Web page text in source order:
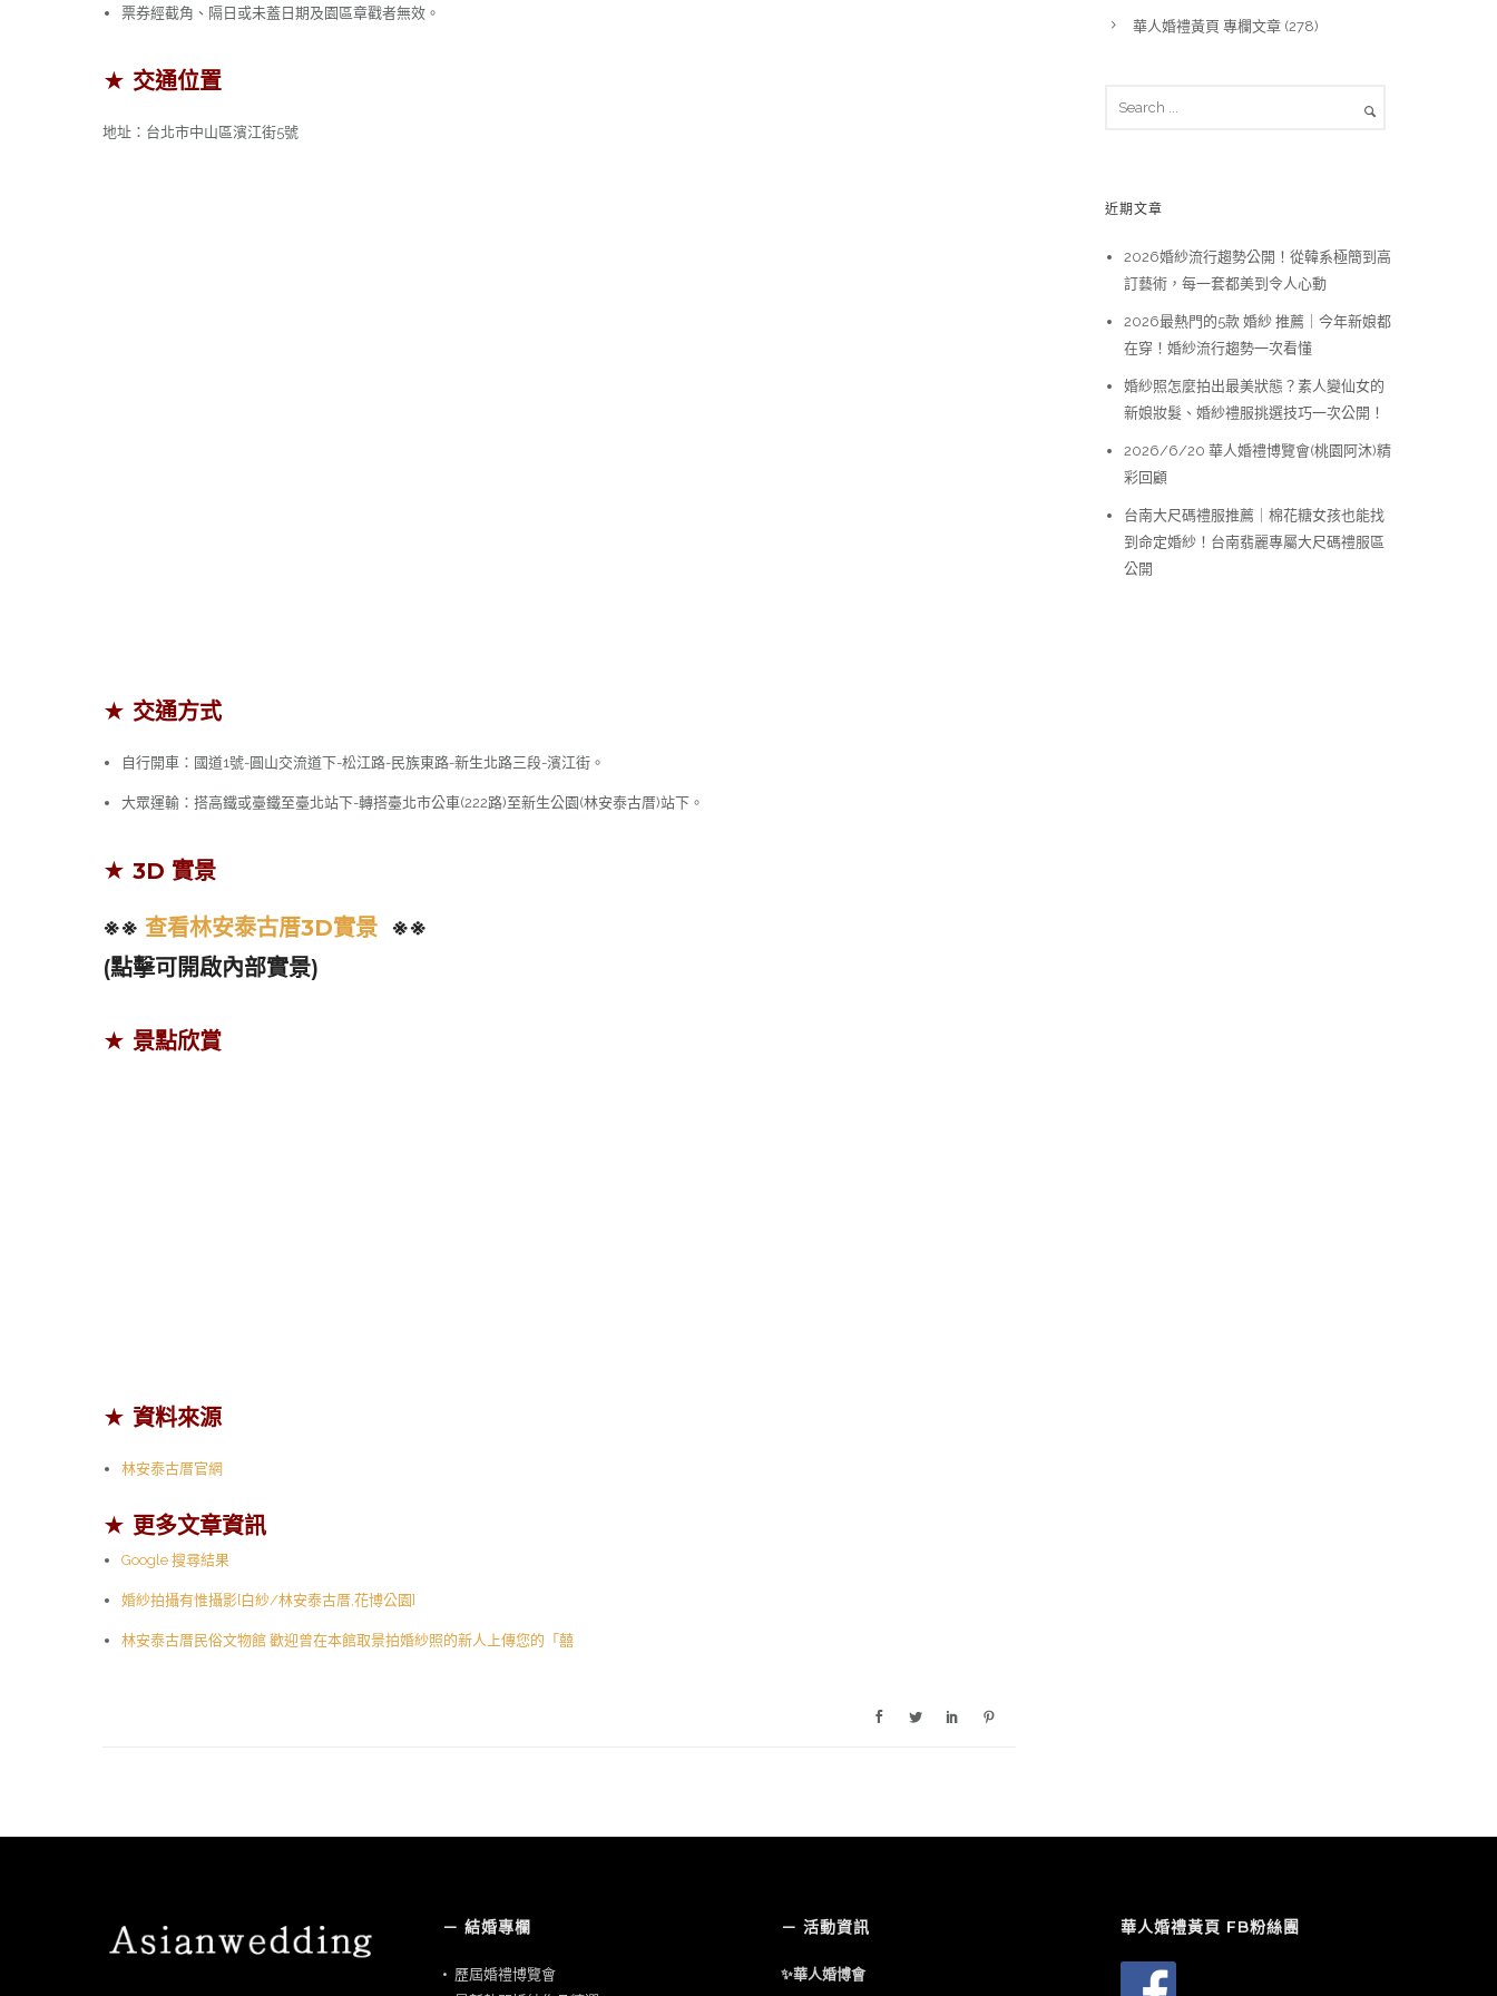
票券經截角、隔日或未蓋日期及園區章戳者無效。
★ 交通位置
地址：台北市中山區濱江街5號
★ 交通方式
自行開車：國道1號-圓山交流道下-松江路-民族東路-新生北路三段-濱江街。
大眾運輸：搭高鐵或臺鐵至臺北站下-轉搭臺北市公車(222路)至新生公園(林安泰古厝)站下。
★ 3D 實景
※※ 查看林安泰古厝3D實景 ※※
(點擊可開啟內部實景)
★ 景點欣賞
★ 資料來源
林安泰古厝官網
★ 更多文章資訊
Google 搜尋結果
婚紗拍攝有惟攝影[白紗/林安泰古厝,花博公園]
林安泰古厝民俗文物館 歡迎曾在本館取景拍婚紗照的新人上傳您的「囍
華人婚禮黃頁 專欄文章 (278)
近期文章
2026婚紗流行趨勢公開！從韓系極簡到高
訂藝術，每一套都美到令人心動
2026最熱門的5款 婚紗 推薦｜今年新娘都
在穿！婚紗流行趨勢一次看懂
婚紗照怎麼拍出最美狀態？素人變仙女的
新娘妝髮、婚紗禮服挑選技巧一次公開！
2026/6/20 華人婚禮博覽會(桃園阿沐)精
彩回顧
台南大尺碼禮服推薦｜棉花糖女孩也能找
到命定婚紗！台南翡麗專屬大尺碼禮服區
公開
－ 結婚專欄
• 歷屆婚禮博覽會
－ 活動資訊
✨華人婚博會
華人婚禮黃頁 FB粉絲團